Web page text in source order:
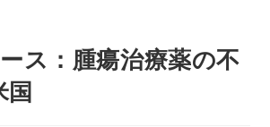
ス：腫瘍治療薬の不
国